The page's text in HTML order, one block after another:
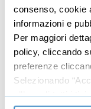
consenso, cookie
informazioni e
Per maggiori
policy, cliccando
preferenze
Selezionando
all’uso di tutti i
5
Raccolta
Utilizzo
delle